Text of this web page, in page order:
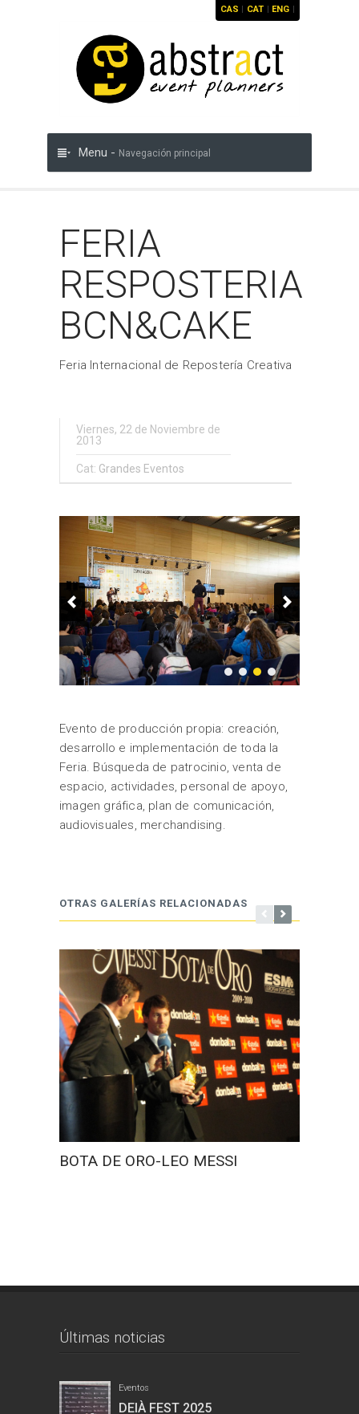
CAS | CAT | ENG |
Menu - Navegación principal
FERIA
RESPOSTERIA
BCN&CAKE
Feria Internacional de Repostería Creativa
Viernes, 22 de Noviembre de
2013
Cat: Grandes Eventos
Evento de producción propia: creación,
desarrollo e implementación de toda la
Feria. Búsqueda de patrocinio, venta de
espacio, actividades, personal de apoyo,
imagen gráfica, plan de comunicación,
audiovisuales, merchandising.
OTRAS GALERÍAS RELACIONADAS
BOTA DE ORO-LEO MESSI
Últimas noticias
Eventos
DEIÀ FEST 2025